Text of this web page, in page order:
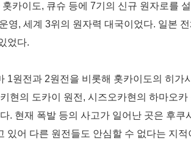
카이도, 큐슈 등에 7기의 신규 원자로를
영, 세계 3위의 원자력 대국이었다. 일본
었다.
1원전과 2원전을 비롯해 홋카이도의 히가
현의 도카이 원전, 시즈오카현의 하마오카
. 현재 폭발 등의 사고가 일어난 곳은 후쿠
있어 다른 원전들도 안심할 수 없다는 지적